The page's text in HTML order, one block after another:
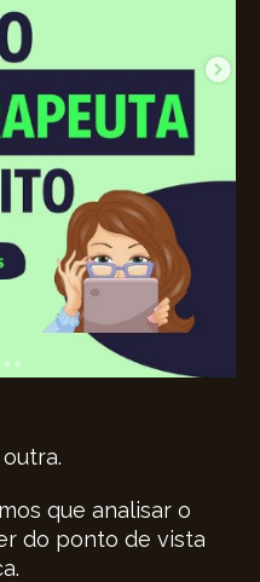
que analisar o
do ponto de vista